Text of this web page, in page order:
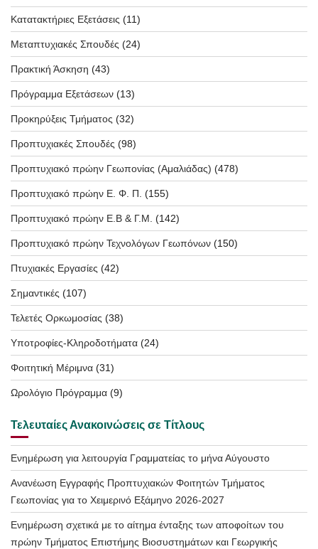
Κατατακτήριες Εξετάσεις (11)
Μεταπτυχιακές Σπουδές (24)
Πρακτική Άσκηση (43)
Πρόγραμμα Εξετάσεων (13)
Προκηρύξεις Τμήματος (32)
Προπτυχιακές Σπουδές (98)
Προπτυχιακό πρώην Γεωπονίας (Αμαλιάδας) (478)
Προπτυχιακό πρώην Ε. Φ. Π. (155)
Προπτυχιακό πρώην Ε.Β & Γ.Μ. (142)
Προπτυχιακό πρώην Τεχνολόγων Γεωπόνων (150)
Πτυχιακές Εργασίες (42)
Σημαντικές (107)
Τελετές Ορκωμοσίας (38)
Υποτροφίες-Κληροδοτήματα (24)
Φοιτητική Μέριμνα (31)
Ωρολόγιο Πρόγραμμα (9)
Τελευταίες Ανακοινώσεις σε Τίτλους
Ενημέρωση για λειτουργία Γραμματείας το μήνα Αύγουστο
Ανανέωση Εγγραφής Προπτυχιακών Φοιτητών Τμήματος
Γεωπονίας για το Χειμερινό Εξάμηνο 2026-2027
Ενημέρωση σχετικά με το αίτημα ένταξης των αποφοίτων του
πρώην Τμήματος Επιστήμης Βιοσυστημάτων και Γεωργικής